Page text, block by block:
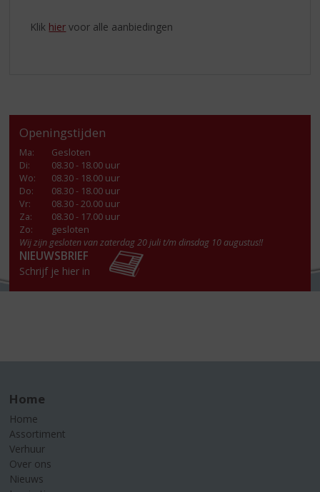
Klik hier voor alle aanbiedingen
Openingstijden
Ma:
Gesloten
Di:
08.30 - 18.00 uur
Wo:
08.30 - 18.00 uur
Do:
08.30 - 18.00 uur
Vr:
08.30 - 20.00 uur
Za:
08.30 - 17.00 uur
Zo:
gesloten
Wij zijn gesloten van zaterdag 20 juli t/m dinsdag 10 augustus!!
NIEUWSBRIEF
Schrijf je hier in
Home
Home
Assortiment
Verhuur
Over ons
Nieuws